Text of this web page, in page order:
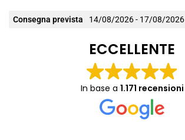
Consegna prevista 14/08/2026 - 17/08/2026
ECCELLENTE
In base a 1.171 recensioni